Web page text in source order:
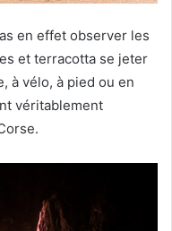
en effet observer les
et terracotta se jeter
à vélo, à pied ou en
véritablement